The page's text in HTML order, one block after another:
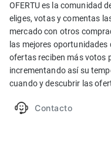
OFERTU es la comunidad
eliges, votas y comentas
mercado con otros
las mejores
ofertas reciben más votos
incrementando así su
cuando y descubrir las
Contacto